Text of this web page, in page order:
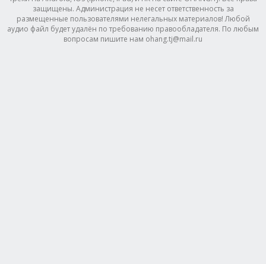
защищены. Администрация не несет ответственность за
размещенные пользователями нелегальных материалов! Любой
аудио файл будет удалён по требованию правообладателя. По любым
вопросам пишите нам ohang.tj@mail.ru